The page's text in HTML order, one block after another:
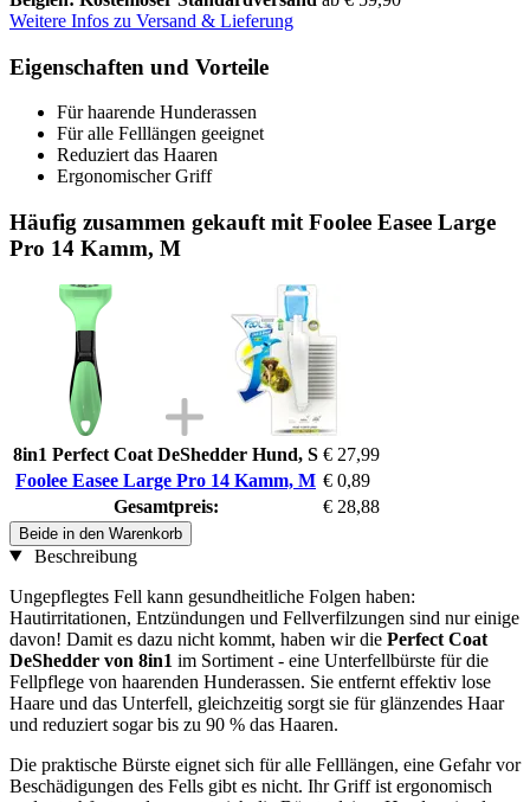
Weitere Infos zu Versand & Lieferung
Eigenschaften und Vorteile
Für haarende Hunderassen
Für alle Felllängen geeignet
Reduziert das Haaren
Ergonomischer Griff
Häufig zusammen gekauft mit Foolee Easee Large
Pro 14 Kamm, M
8in1 Perfect Coat DeShedder Hund, S € 27,99
Foolee Easee Large Pro 14 Kamm, M € 0,89
Gesamtpreis:
€ 28,88
Beide in den Warenkorb
Beschreibung
Ungepflegtes Fell kann gesundheitliche Folgen haben:
Hautirritationen, Entzündungen und Fellverfilzungen sind nur einige
davon! Damit es dazu nicht kommt, haben wir die Perfect Coat
DeShedder von 8in1 im Sortiment - eine Unterfellbürste für die
Fellpflege von haarenden Hunderassen. Sie entfernt effektiv lose
Haare und das Unterfell, gleichzeitig sorgt sie für glänzendes Haar
und reduziert sogar bis zu 90 % das Haaren.
Die praktische Bürste eignet sich für alle Felllängen, eine Gefahr vor
Beschädigungen des Fells gibt es nicht. Ihr Griff ist ergonomisch